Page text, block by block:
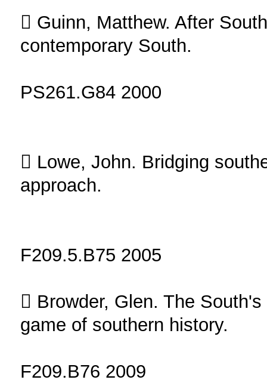
 Guinn, Matthew. After
contemporary South.
PS261.G84 2000
 Lowe, John. Bridging
approach.
F209.5.B75 2005
 Browder, Glen. The
game of southern history.
F209.B76 2009